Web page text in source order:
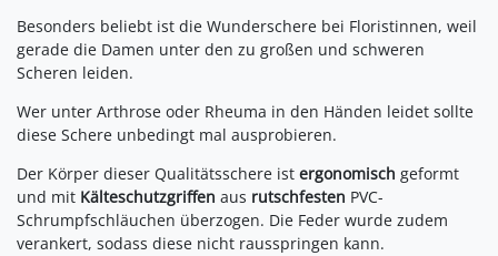
Besonders beliebt ist die Wunderschere bei Floristinnen, weil
gerade die Damen unter den zu großen und schweren
Scheren leiden.
Wer unter Arthrose oder Rheuma in den Händen leidet sollte
diese Schere unbedingt mal ausprobieren.
Der Körper dieser Qualitätsschere ist ergonomisch geformt
und mit Kälteschutzgriffen aus rutschfesten PVC-
Schrumpfschläuchen überzogen. Die Feder wurde zudem
verankert, sodass diese nicht rausspringen kann.